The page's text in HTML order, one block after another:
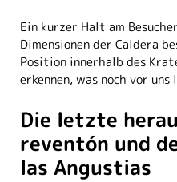
Ein kurzer Halt am
Dimensionen der Caldera
Position innerhalb des
erkennen, was noch vor uns
Die letzte
reventón und
las Angustias